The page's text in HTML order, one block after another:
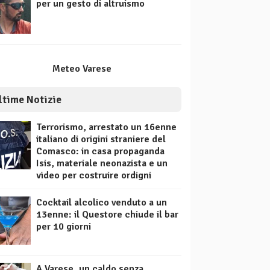
per un gesto di altruismo
Meteo Varese
Notizie
Terrorismo, arrestato un 16enne
italiano di origini straniere del
Comasco: in casa propaganda
Isis, materiale neonazista e un
video per costruire ordigni
Cocktail alcolico venduto a un
13enne: il Questore chiude il bar
per 10 giorni